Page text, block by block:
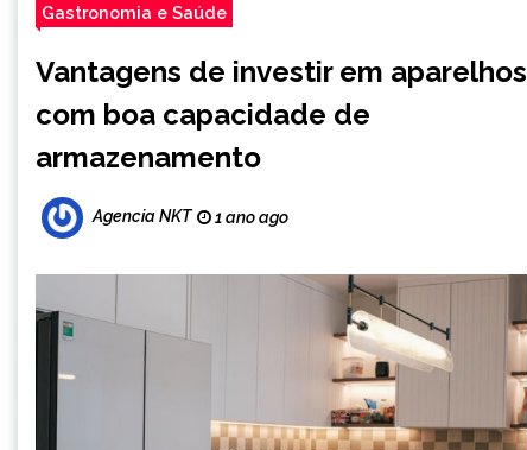
Gastronomia e Saúde
Vantagens de investir em aparelhos
com boa capacidade de
armazenamento
Agencia NKT 1 ano ago